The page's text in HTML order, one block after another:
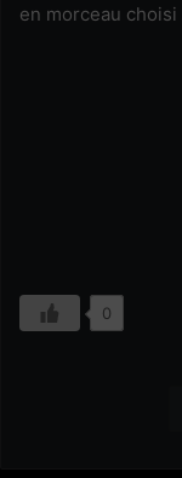
en morceau choisi
0